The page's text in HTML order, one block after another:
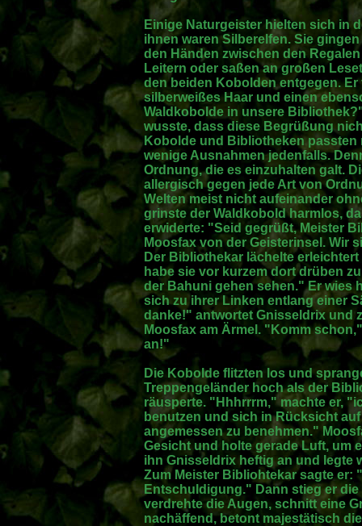
Einige Naturgeister hielten sich in
ihnen waren Silberelfen. Sie
den Händen zwischen den
Leitern oder saßen an großen
den beiden Kobolden entgegen.
silberweißes Haar und einen
Waldkobolde in unsere
wusste, dass diese Begrüßung
Kobolde und Bibliotheken
wenige Ausnahmen jedenfalls.
Ordnung, die es einzuhalten galt.
allergisch gegen jede Art von
Welten meist nicht aufeinander
grinste der Waldkobold harmlos,
erwiderte: "Seid gegrüßt, Meister
Moosfax von der Geisterinsel. Wir
Der Bibliothekar lächelte
habe sie vor kurzem dort drüben
der Bahuni gehen sehen." Er wies
sich zu ihrer Linken entlang einer
danke!" antwortet Gnisseldrix und
Moosfax am Ärmel. "Komm
an!"
Die Kobolde flitzten los und
Treppengeländer hoch als der
räusperte. "Hhhrrrm," machte er,
benutzen und sich in Rücksicht
angemessen zu benehmen."
Gesicht und holte gerade Luft, um
ihn Gnisseldrix heftig an und legte
Zum Meister Bibliohtekar sagte er:
Entschuldigung." Dann stieg er
verdrehte die Augen, schnitt eine
nachäffend, betont majestätisch